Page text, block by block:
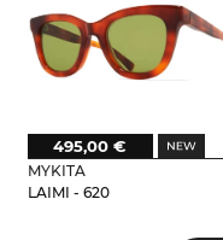
MYKITA
LAIMI - 620
495,00 €